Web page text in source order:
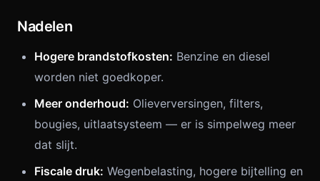
Nadelen
Hogere brandstofkosten: Benzine en diesel
worden niet goedkoper.
Meer onderhoud: Olieverversingen, filters,
bougies, uitlaatsysteem — er is simpelweg meer
dat slijt.
Fiscale druk: Wegenbelasting, hogere bijtelling en